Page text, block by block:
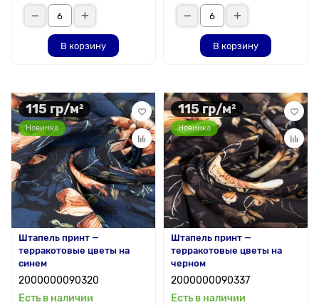
В корзину В корзину
115 гр/м²
Новинка
Штапель принт —
терракотовые цветы на
синем
2000000090320
Есть в наличии
115 гр/м²
Новинка
Штапель принт —
терракотовые цветы на
черном
2000000090337
Есть в наличии